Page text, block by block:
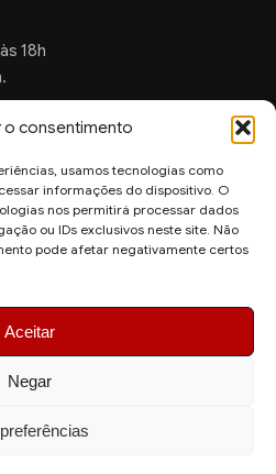
o consentimento
usamos tecnologias como
informações do dispositivo. O
nos permitirá processar dados
ou IDs exclusivos neste site. Não
pode afetar negativamente certos
Aceitar
Negar
18h
direitos reservados.